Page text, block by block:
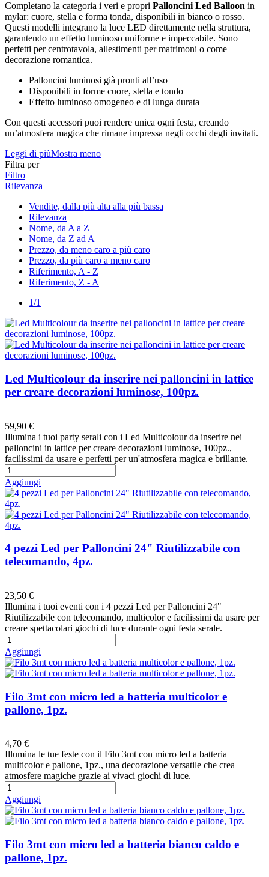
Completano la categoria i veri e propri Palloncini Led Balloon in
mylar: cuore, stella e forma tonda, disponibili in bianco o rosso.
Questi modelli integrano la luce LED direttamente nella struttura,
garantendo un effetto luminoso uniforme e impeccabile. Sono
perfetti per centrotavola, allestimenti per matrimoni o come
decorazione romantica.
Palloncini luminosi già pronti all’uso
Disponibili in forme cuore, stella e tondo
Effetto luminoso omogeneo e di lunga durata
Con questi accessori puoi rendere unica ogni festa, creando
un’atmosfera magica che rimane impressa negli occhi degli invitati.
Leggi di piùMostra meno
Filtra per
Filtro
Rilevanza
Vendite, dalla più alta alla più bassa
Rilevanza
Nome, da A a Z
Nome, da Z ad A
Prezzo, da meno caro a più caro
Prezzo, da più caro a meno caro
Riferimento, A - Z
Riferimento, Z - A
1/1
Led Multicolour da inserire nei palloncini in lattice
per creare decorazioni luminose, 100pz.
59,90 €
Illumina i tuoi party serali con i Led Multicolour da inserire nei
palloncini in lattice per creare decorazioni luminose, 100pz.,
facilissimi da usare e perfetti per un'atmosfera magica e brillante.
Aggiungi
4 pezzi Led per Palloncini 24" Riutilizzabile con
telecomando, 4pz.
23,50 €
Illumina i tuoi eventi con i 4 pezzi Led per Palloncini 24"
Riutilizzabile con telecomando, multicolor e facilissimi da usare per
creare spettacolari giochi di luce durante ogni festa serale.
Aggiungi
Filo 3mt con micro led a batteria multicolor e
pallone, 1pz.
4,70 €
Illumina le tue feste con il Filo 3mt con micro led a batteria
multicolor e pallone, 1pz., una decorazione versatile che crea
atmosfere magiche grazie ai vivaci giochi di luce.
Aggiungi
Filo 3mt con micro led a batteria bianco caldo e
pallone, 1pz.